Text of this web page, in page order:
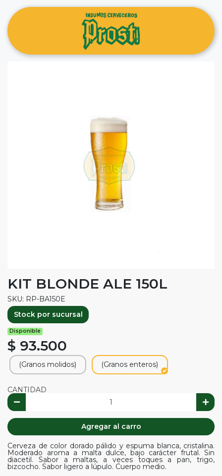
KIT BLONDE ALE 150L
SKU: RP-BA150E
Stock por sucursal
Disponible
$ 93.500
(Granos molidos) (Granos enteros)
CANTIDAD
Agregar al carro
Cerveza de color dorado pálido y espuma blanca, cristalina.
Moderado aroma a malta dulce, bajo carácter frutal. Sin
diacetil. Sabor a maltas, a veces toques a pan, trigo,
bizcocho. Sabor ligero a lúpulo. Cuerpo medio.